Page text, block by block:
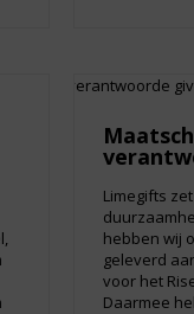
Limegifts
hebben wij
geleverd
voor het
Daarmee